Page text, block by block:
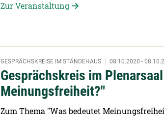
Zur Veranstaltung
Gesprächskreis im
Meinungsfreiheit?"
GESPRÄCHSKREISE IM STÄNDEHAUS 08.10.2020 -
Zum Thema "Was bedeutet